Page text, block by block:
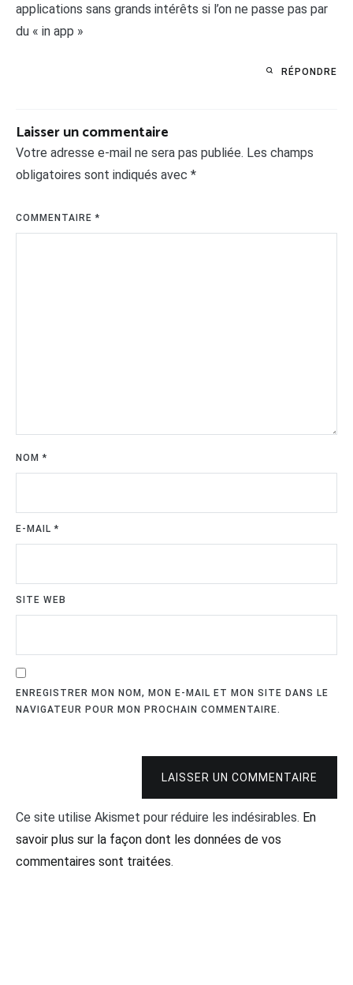
applications sans grands intérêts si l’on ne passe pas par
du « in app »
RÉPONDRE
Laisser un commentaire
Votre adresse e-mail ne sera pas publiée. Les champs
obligatoires sont indiqués avec *
COMMENTAIRE*
NOM*
E-MAIL*
SITE WEB
ENREGISTRER MON NOM, MON E-MAIL ET MON SITE DANS LE
NAVIGATEUR POUR MON PROCHAIN COMMENTAIRE.
LAISSER UN COMMENTAIRE
Ce site utilise Akismet pour réduire les indésirables. En
savoir plus sur la façon dont les données de vos
commentaires sont traitées.